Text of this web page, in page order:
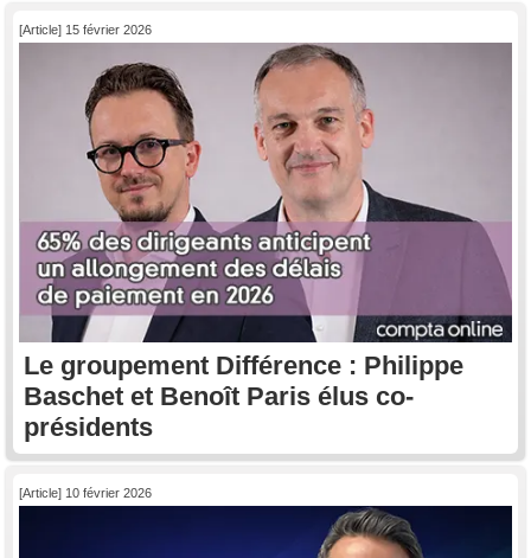
[Article] 15 février 2026
Le groupement Différence : Philippe
Baschet et Benoît Paris élus co-
présidents
[Article] 10 février 2026